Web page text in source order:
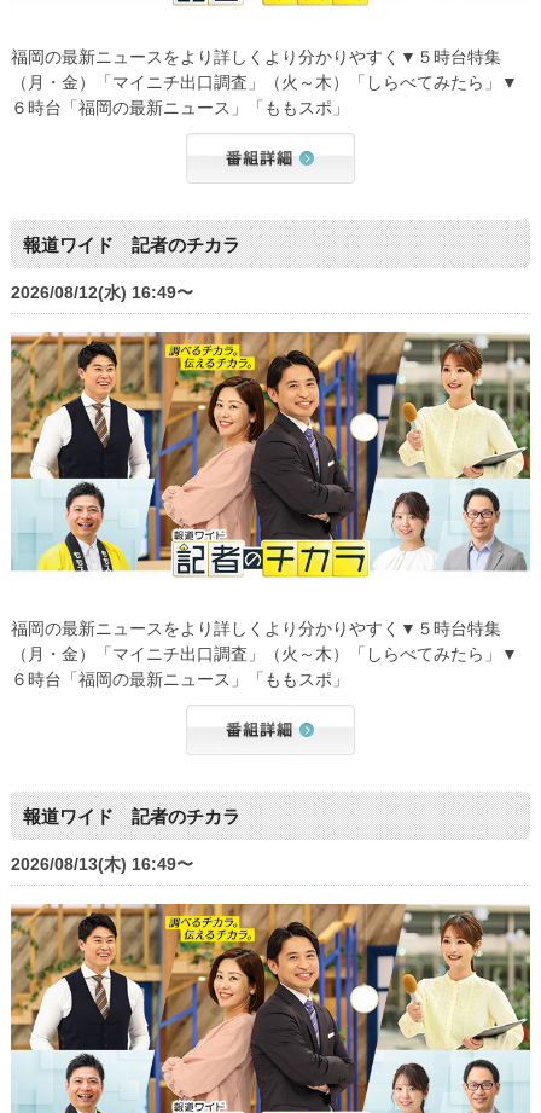
福岡の最新ニュースをより詳しくより分かりやすく▼５時台特集
（月・金）「マイニチ出口調査」（火～木）「しらべてみたら」▼
６時台「福岡の最新ニュース」「ももスポ」
報道ワイド 記者のチカラ
2026/08/12(水) 16:49〜
福岡の最新ニュースをより詳しくより分かりやすく▼５時台特集
（月・金）「マイニチ出口調査」（火～木）「しらべてみたら」▼
６時台「福岡の最新ニュース」「ももスポ」
報道ワイド 記者のチカラ
2026/08/13(木) 16:49〜